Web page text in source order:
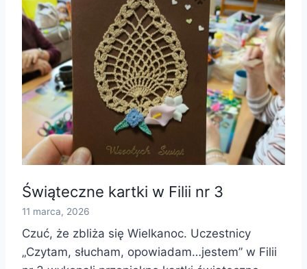
Świąteczne kartki w Filii nr 3
11 marca, 2026
Czuć, że zbliża się Wielkanoc. Uczestnicy
„Czytam, słucham, opowiadam…jestem” w Filii